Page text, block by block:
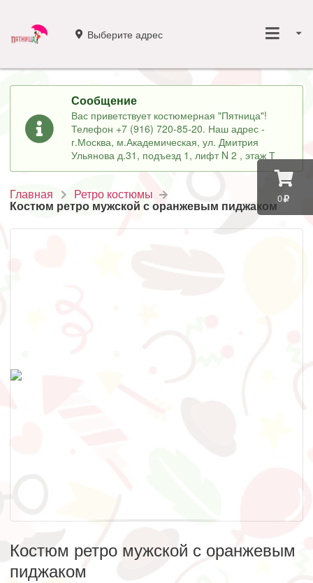
0
Выберите адрес
Сообщение
Вас приветствует костюмерная "Пятница"!
Телефон +7 (916) 720-85-20. Наш адрес -
г.Москва, м.Академическая, ул. Дмитрия
Ульянова д.31, подъезд 1, лифт N 2 , этаж Т
Главная Ретро костюмы
Костюм ретро мужской с оранжевым пиджаком
Костюм ретро мужской с оранжевым
пиджаком